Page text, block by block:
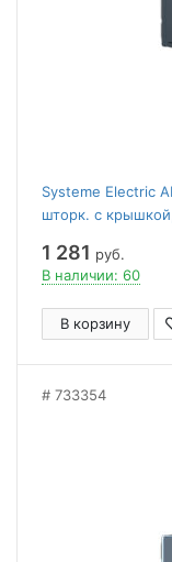
Systeme Electric
шторк. с
1 281 руб.
В наличии: 60
В корзину
733354